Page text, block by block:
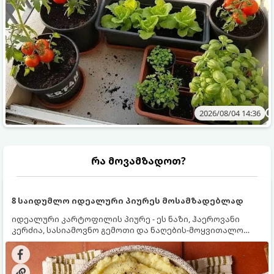
2026/08/04 14:36
რა მოვამზადოთ?
8 საიდუმლო იდეალური პიურეს მოსამზადებლად
იდეალური კარტოფილის პიურე - ეს ნაზი, ჰაეროვანი
კერძია, სასიამოვნო გემოთი და ნაღების-მოყვითალო
ფერით. მისი მომზადება ძალიან მარტივია, მაგრამ
არსებობს რამდენიმე საიდუმლო, რომლებიც უნდა
იცოდეთ, რომ პიურე იდეალურად გემრიელი გამოვიდეს.